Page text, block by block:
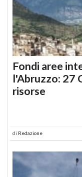
Fondi aree
l'Abruzzo: 27
risorse
di Redazione